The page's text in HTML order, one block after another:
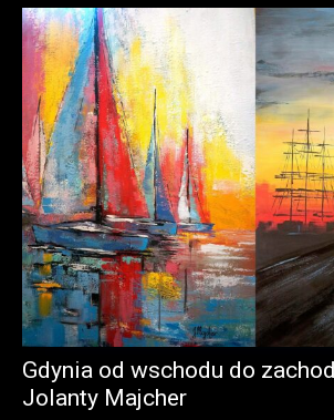
Gdynia od wschodu do
Jolanty Majcher